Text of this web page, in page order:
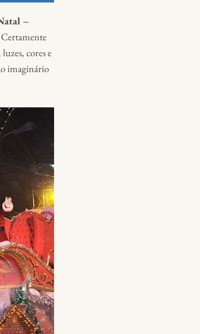
–
cores e
imaginário